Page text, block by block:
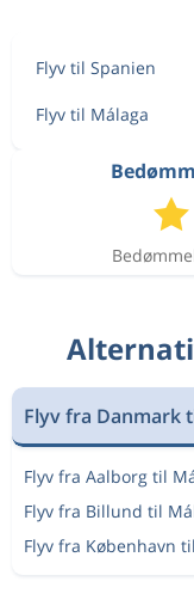
Flyv til Spanien
Flyv til Málaga
Flyv fra Danmark
Flyv fra Aalborg til
Flyv fra Billund til
Flyv fra København